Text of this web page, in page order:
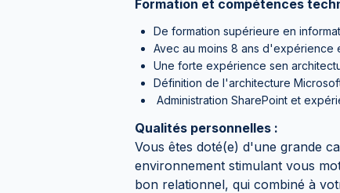
Formation et compétences
De formation supérieure en
Avec au moins 8 ans d'expérience
Une forte expérience sen
Définition de l'architecture
Administration SharePoint et
Qualités personnelles :
Vous êtes doté(e) d'une grande
environnement stimulant vous
bon relationnel, qui combiné à